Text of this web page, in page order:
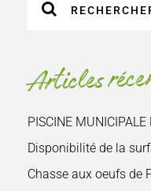
sur
Articles
PISCINE MUNICIPALE
Disponibilité de la
Chasse aux oeufs de